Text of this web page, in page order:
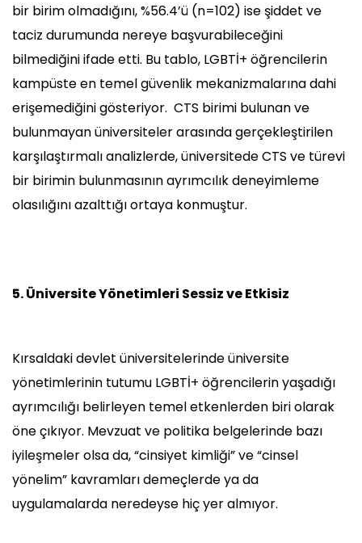
bir birim olmadığını, %56.4’ü (n=102) ise şiddet ve
taciz durumunda nereye başvurabileceğini
bilmediğini ifade etti. Bu tablo, LGBTİ+ öğrencilerin
kampüste en temel güvenlik mekanizmalarına dahi
erişemediğini gösteriyor. CTS birimi bulunan ve
bulunmayan üniversiteler arasında gerçekleştirilen
karşılaştırmalı analizlerde, üniversitede CTS ve türevi
bir birimin bulunmasının ayrımcılık deneyimleme
olasılığını azalttığı ortaya konmuştur.
5. Üniversite Yönetimleri Sessiz ve Etkisiz
Kırsaldaki devlet üniversitelerinde üniversite
yönetimlerinin tutumu LGBTİ+ öğrencilerin yaşadığı
ayrımcılığı belirleyen temel etkenlerden biri olarak
öne çıkıyor. Mevzuat ve politika belgelerinde bazı
iyileşmeler olsa da, “cinsiyet kimliği” ve “cinsel
yönelim” kavramları demeçlerde ya da
uygulamalarda neredeyse hiç yer almıyor.